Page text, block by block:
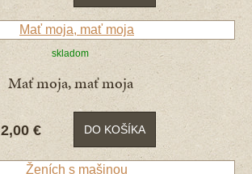
skladom
Mať moja, mať moja
2,00 € DO KOŠÍKA